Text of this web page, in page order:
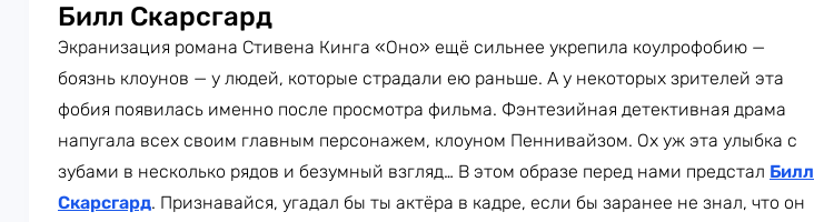
Билл Скарсгард
Экранизация романа Стивена Кинга «Оно» ещё сильнее укрепила коулрофобию —
боязнь клоунов — у людей, которые страдали ею раньше. А у некоторых зрителей эта
фобия появилась именно после просмотра фильма. Фэнтезийная детективная драма
напугала всех своим главным персонажем, клоуном Пеннивайзом. Ох уж эта улыбка с
зубами в несколько рядов и безумный взгляд… В этом образе перед нами предстал Билл
Скарсгард. Признавайся, угадал бы ты актёра в кадре, если бы заранее не знал, что он